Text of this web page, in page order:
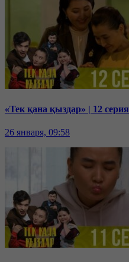
«Тек қана қыздар» | 12 серия
26 января, 09:58